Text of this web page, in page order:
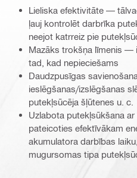
Lieliska efektivitāte —
ļauj kontrolēt darbrīka
neejot katrreiz pie
Mazāks trokšņa līmenis —
tad, kad nepieciešams
Daudzpusīgas
ieslēgšanas/izslēgšanas
putekļsūcēja šļūtenes u. c.
Uzlabota putekļsūkšana
pateicoties efektīvākam
akumulatora darbības
mugursomas tipa